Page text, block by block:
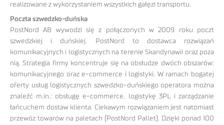
realizowane z wykorzystaniem wszystkich gałęzi transportu.
Poczta szwedzko-duńska
PostNord AB wywodzi się z połączonych w 2009 roku poczt
szwedzkiej i duńskiej. PostNord to dostawca rozwiązań
komunikacyjnych i logistycznych na terenie Skandynawii oraz poza
nią. Strategia firmy koncentruje się na obsłudze dwóch obszarów:
komunikacyjnego oraz e-commerce i logistyki. W ramach bogatej
oferty usług logistycznych szwedzko-duńskiego operatora można
znaleźć m.in.: obsługę e-commerce, logistykę 3PL i zarządzanie
łańcuchem dostaw klienta. Ciekawym rozwiązaniem jest natomiast
przewóz towarów na paletach (PostNord Pallet). Dzięki ponad 100